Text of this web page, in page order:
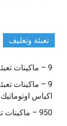
تعبئة وتغليف
9 – ماكينات تعبئة حبوب و حبيبات و بودر شديد النعومة
9 – ماكينات
اكياس اوتوماتيك
950 – ماكينات تعبئة بودر شديد النعومة في اكياس اوتوماتيك